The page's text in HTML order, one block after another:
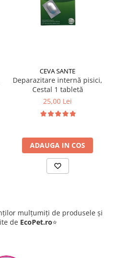
CEVA SANTE
Deparazitare internă pisici,
Cestal 1 tabletă
25,00 Lei
ADAUGA IN COS
mulțumiți de produsele și
de EcoPet.ro⭐